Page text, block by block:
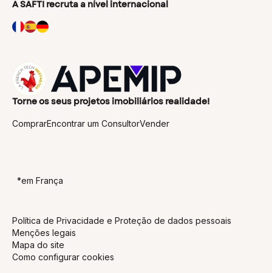
Ferramentas de qualidade
Um estado de espírito único
Criação de equipa
A SAFTI recruta a nível internacional
Torne os seus projetos imobiliários realidade!
ComprarEncontrar um ConsultorVender
*em França
Política de Privacidade e Proteção de dados pessoais
Menções legais
Mapa do site
Como configurar cookies